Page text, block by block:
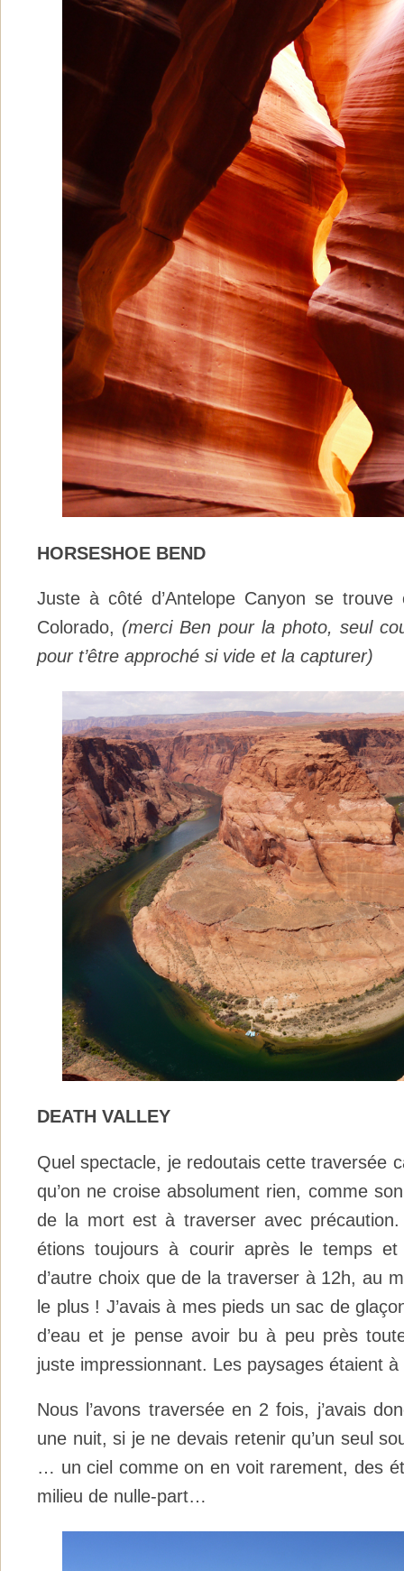
HORSESHOE BEND
Juste à côté d’Antelope Canyon se
Colorado, (merci Ben pour la photo, seul
pour t’être approché si vide et la capturer)
DEATH VALLEY
Quel spectacle, je redoutais cette traversée
qu’on ne croise absolument rien, comme
de la mort est à traverser avec
étions toujours à courir après le temps et
d’autre choix que de la traverser à 12h, au
le plus ! J’avais à mes pieds un sac de
d’eau et je pense avoir bu à peu près
juste impressionnant. Les paysages étaient
Nous l’avons traversée en 2 fois, j’avais
une nuit, si je ne devais retenir qu’un seul
… un ciel comme on en voit rarement, des
milieu de nulle-part…